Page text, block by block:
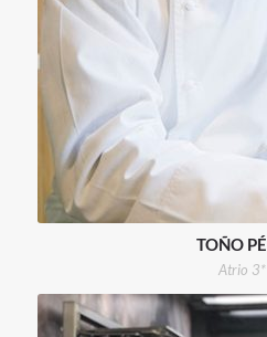
TOÑO
Atrio